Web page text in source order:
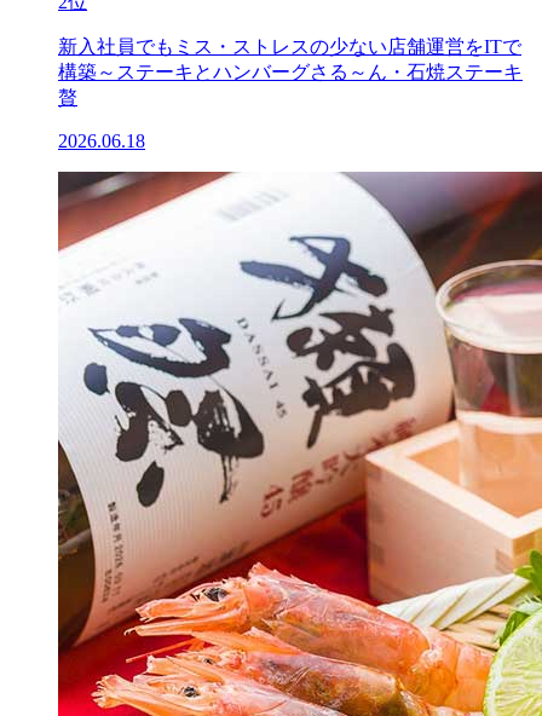
新入社員でもミス・ストレスの少ない店舗運営をITで
構築～ステーキとハンバーグさる～ん・石焼ステーキ
贅
2026.06.18